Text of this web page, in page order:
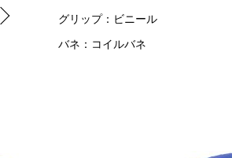
グリップ
ビニール
バネ
コイルバネ